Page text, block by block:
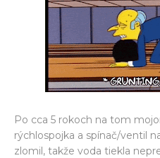
Po cca 5 rokoch na tom
rýchlospojka a spínač/ventil
zlomil, takže voda tiekla